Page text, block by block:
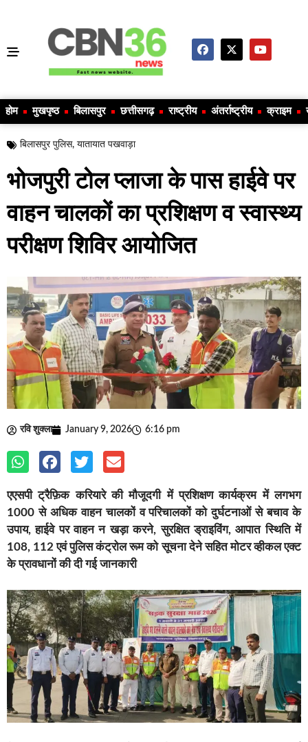
होम मुखपृष्ठ बिलासपुर छत्तीसगढ़ राष्ट्रीय अंतर्राष्ट्रीय क्राइम
बिलासपुर पुलिस, यातायात पखवाड़ा
भोजपुरी टोल प्लाजा के पास हाईवे पर
वाहन चालकों का प्रशिक्षण व स्वास्थ्य
परीक्षण शिविर आयोजित
रवि शुक्ला January 9, 2026 6:16 pm
एएसपी ट्रैफ़िक करियारे की मौजूदगी में प्रशिक्षण कार्यक्रम में लगभग
1000 से अधिक वाहन चालकों व परिचालकों को दुर्घटनाओं से बचाव के
उपाय, हाईवे पर वाहन न खड़ा करने, सुरक्षित ड्राइविंग, आपात स्थिति में
108, 112 एवं पुलिस कंट्रोल रूम को सूचना देने सहित मोटर व्हीकल एक्ट
के प्रावधानों की दी गई जानकारी